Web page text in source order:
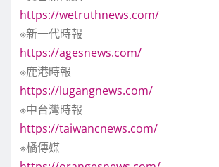
https://wetruthnews.com/
※新一代時報
https://agesnews.com/
※鹿港時報
https://lugangnews.com/
※中台灣時報
https://taiwancnews.com/
※橘傳媒